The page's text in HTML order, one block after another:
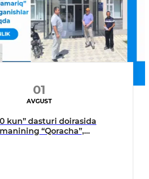
01
AVGUST
kun” dasturi doirasida
“Qoracha”,